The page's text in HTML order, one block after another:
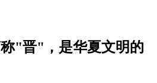
"晋"，是华夏文明的